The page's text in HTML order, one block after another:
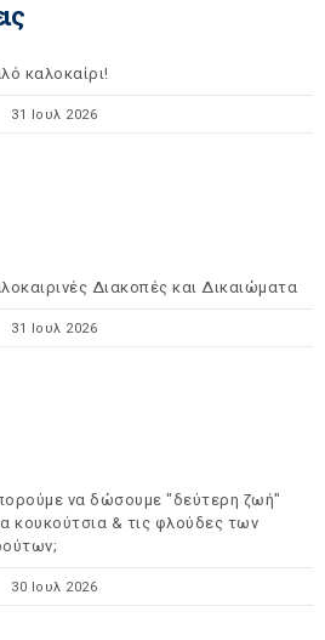
καλοκαίρι!
31 Ιουλ 2026
Διακοπές και Δικαιώματα
31 Ιουλ 2026
να δώσουμε "δεύτερη ζωή"
κουκούτσια & τις φλούδες των
30 Ιουλ 2026